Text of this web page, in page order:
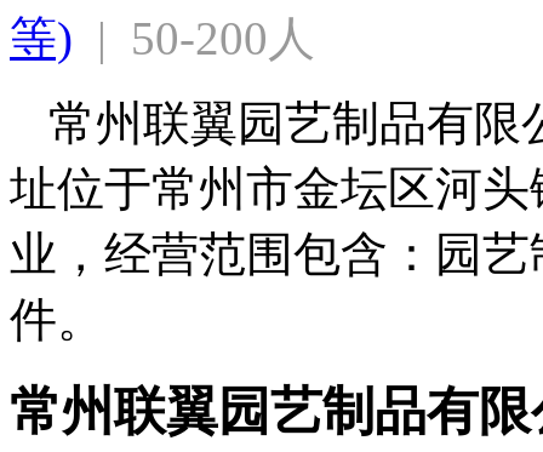
等) |  50-200人
常州联翼园艺制品有限
址位于常州市金坛区河
业，经营范围包含：园
件。
常州联翼园艺制品有